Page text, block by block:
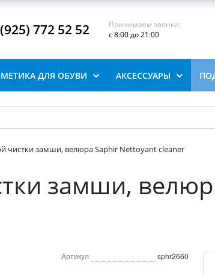
772 52 52
Принимаем звонки:
с 8:00 до 21:00
ДЛЯ ОБУВИ АКСЕССУАРЫ
чистки замши, велюра Saphir Nettoyant cleaner
замши,
Артикул sphr2660